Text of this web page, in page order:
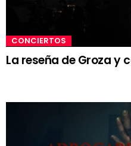
CONCIERTOS
La reseña de Groza y